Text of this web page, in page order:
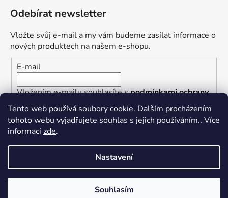
Tento web používá soubory cookie. Dalším procházením
tohoto webu vyjadřujete souhlas s jejich používáním.. Více
informacízde.
Nastavení
Souhlasím
Odebírat newsletter
Vložte svůj e-mail a my vám budeme zasílat informace o
nových produktech na našem e-shopu.
E-mail
Vložením e-mailu souhlasíte spodmínkami ochrany
osobních údajů
PŘIHLÁSIT SE
Vytvořil Shoptet
Železářství U Rotta